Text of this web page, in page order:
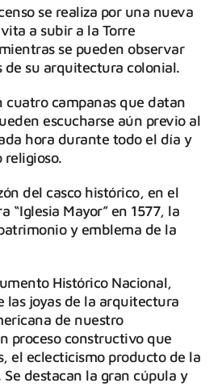
se realiza por una nueva
a subir a la Torre
se pueden observar
de su arquitectura colonial.
cuatro campanas que datan
escucharse aún previo al
hora durante todo el día y
religioso.
del casco histórico, en el
“Iglesia Mayor” en 1577, la
y emblema de la
Histórico Nacional,
las joyas de la arquitectura
de nuestro
proceso constructivo que
el eclecticismo producto de la
destacan la gran cúpula y